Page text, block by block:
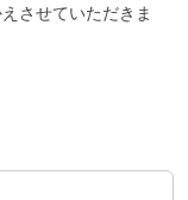
させていただきま